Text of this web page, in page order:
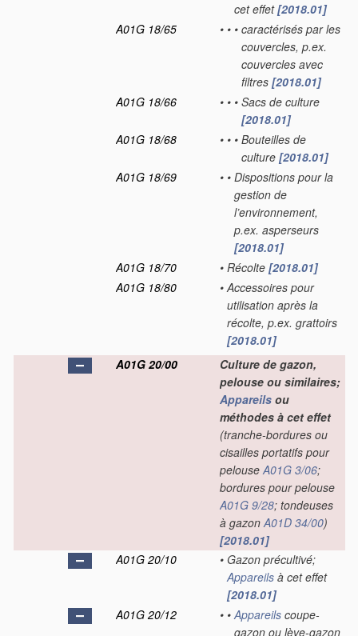
cet effet[2018.01]
A01G 18/65
• • • caractérisés par les
couvercles, p.ex.
couvercles avec
filtres [2018.01]
A01G 18/66
• • • Sacs de culture
[2018.01]
A01G 18/68
• • • Bouteilles de
culture [2018.01]
A01G 18/69
• • Dispositions pour la
gestion de
l’environnement,
p.ex. asperseurs
[2018.01]
A01G 18/70
• Récolte [2018.01]
A01G 18/80
• Accessoires pour
utilisation après la
récolte, p.ex. grattoirs
[2018.01]
A01G 20/00
Culture de gazon,
pelouse ou similaires;
Appareils ou
méthodes à cet effet
(tranche-bordures ou
cisailles portatifs pour
pelouseA01G 3/06;
bordures pour pelouse
A01G 9/28; tondeuses
à gazonA01D 34/00)
[2018.01]
A01G 20/10
• Gazon précultivé;
Appareils à cet effet
[2018.01]
A01G 20/12
• • Appareils coupe-
gazon ou lève-gazon